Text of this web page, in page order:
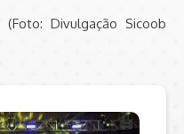
Divulgação Sicoob